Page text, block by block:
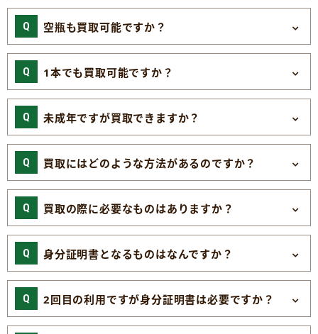
空瓶も買取可能ですか？
1本でも買取可能ですか？
未成年ですが買取できますか？
買取にはどのような方法があるのですか？
買取の際に必要なものはありますか？
身分証明書となるものはなんですか？
2回目の利用ですが身分証明書は必要ですか？